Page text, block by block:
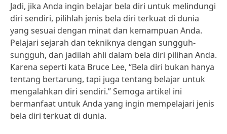
Jadi, jika Anda ingin belajar bela diri untuk melindungi
diri sendiri, pilihlah jenis bela diri terkuat di dunia
yang sesuai dengan minat dan kemampuan Anda.
Pelajari sejarah dan tekniknya dengan sungguh-
sungguh, dan jadilah ahli dalam bela diri pilihan Anda.
Karena seperti kata Bruce Lee, “Bela diri bukan hanya
tentang bertarung, tapi juga tentang belajar untuk
mengalahkan diri sendiri.” Semoga artikel ini
bermanfaat untuk Anda yang ingin mempelajari jenis
bela diri terkuat di dunia.